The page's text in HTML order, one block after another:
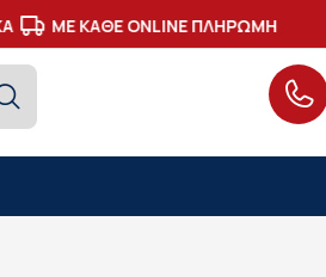
ΜΕ ΚΑΘΕ ONLINE ΠΛΗΡΩΜΗ